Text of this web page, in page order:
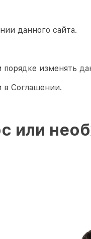
данного сайта.
изменять
в Соглашении.
или